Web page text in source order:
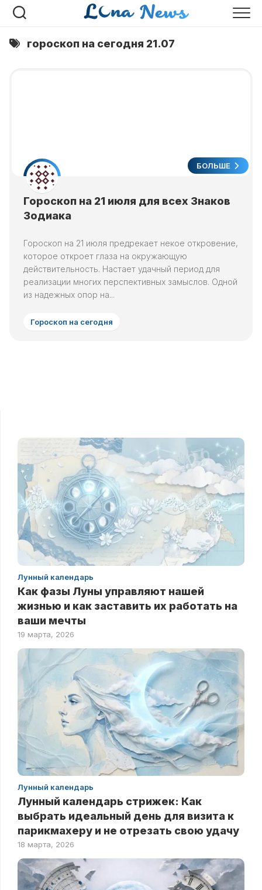
Перейти
гороскоп на сегодня 21.07
БОЛЬШЕ
Гороскоп на 21 июля для всех Знаков
Зодиака
Гороскоп на 21 июля предрекает некое откровение,
которое откроет глаза на окружающую
действительность. Настает удачный период для
реализации многих перспективных замыслов. Одной
из надежных опор на...
Гороскоп на сегодня
Лунный календарь
Как фазы Луны управляют нашей
жизнью и как заставить их работать на
ваши мечты
19 марта, 2026
Лунный календарь
Лунный календарь стрижек: Как
выбрать идеальный день для визита к
парикмахеру и не отрезать свою удачу
18 марта, 2026